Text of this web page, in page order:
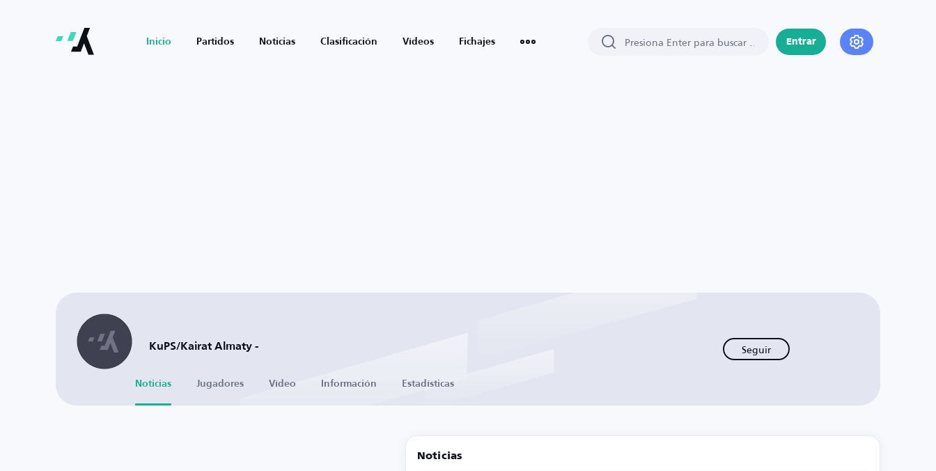
Inicio Partidos Noticias Clasificación Vídeos Fichajes Entrar
KuPS/Kairat Almaty - Seguir
Noticias Jugadores Vídeo Información Estadísticas
Noticias